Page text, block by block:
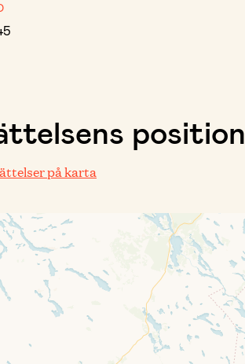
position
på karta